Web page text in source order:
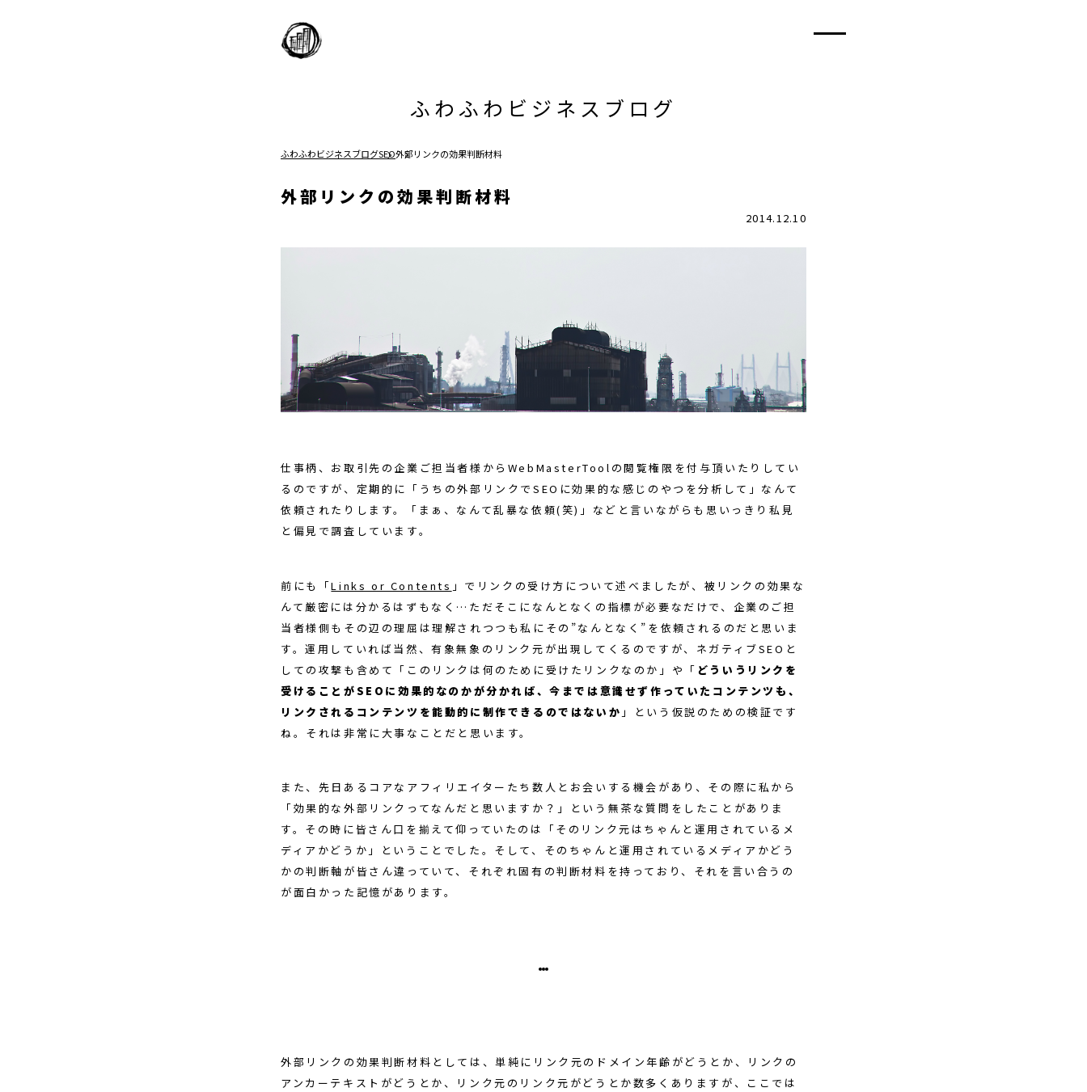
ふわふわビジネスブログ
ふわふわビジネスブログSEO外部リンクの効果判断材料
外部リンクの効果判断材料
2014.12.10
仕事柄、お取引先の企業ご担当者様からWebMasterToolの閲覧権限を付与頂いたりしてい
るのですが、定期的に「うちの外部リンクでSEOに効果的な感じのやつを分析して」なんて
依頼されたりします。「まぁ、なんて乱暴な依頼(笑)」などと言いながらも思いっきり私見
と偏見で調査しています。
前にも「Links or Contents 」でリンクの受け方について述べましたが、被リンクの効果な
んて厳密には分かるはずもなく…ただそこになんとなくの指標が必要なだけで、企業のご担
当者様側もその辺の理屈は理解されつつも私にその”なんとなく”を依頼されるのだと思いま
す。運用していれば当然、有象無象のリンク元が出現してくるのですが、ネガティブSEOと
しての攻撃も含めて「このリンクは何のために受けたリンクなのか」や「 どういうリンクを
受けることがSEOに効果的なのかが分かれば、今までは意識せず作っていたコンテンツも、
リンクされるコンテンツを能動的に制作できるのではないか 」という仮説のための検証です
ね。それは非常に大事なことだと思います。
また、先日あるコアなアフィリエイターたち数人とお会いする機会があり、その際に私から
「効果的な外部リンクってなんだと思いますか？」という無茶な質問をしたことがありま
す。その時に皆さん口を揃えて仰っていたのは「そのリンク元はちゃんと運用されているメ
ディアかどうか」ということでした。そして、そのちゃんと運用されているメディアかどう
かの判断軸が皆さん違っていて、それぞれ固有の判断材料を持っており、それを言い合うの
が面白かった記憶があります。
外部リンクの効果判断材料としては、単純にリンク元のドメイン年齢がどうとか、リンクの
アンカーテキストがどうとか、リンク元のリンク元がどうとか数多くありますが、ここでは